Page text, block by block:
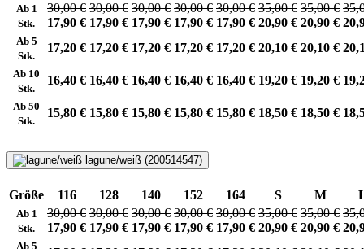
Ab 1
Stk.
30,00 €
17,90 €
30,00 €
17,90 €
30,00 €
17,90 €
30,00 €
17,90 €
30,00 €
17,90 €
35,00 €
20,90 €
35,00 €
20,90 €
Ab 5
Stk.
17,20 € 17,20 € 17,20 € 17,20 € 17,20 € 20,10 € 20,10 €
Ab 10
Stk.
16,40 € 16,40 € 16,40 € 16,40 € 16,40 € 19,20 € 19,20 €
Ab 50
Stk.
15,80 € 15,80 € 15,80 € 15,80 € 15,80 € 18,50 € 18,50 €
lagune/weiß (200514547)
Größe 116 128 140 152 164 S M
Ab 1
Stk.
30,00 €
17,90 €
30,00 €
17,90 €
30,00 €
17,90 €
30,00 €
17,90 €
30,00 €
17,90 €
35,00 €
20,90 €
35,00 €
20,90 €
Ab 5